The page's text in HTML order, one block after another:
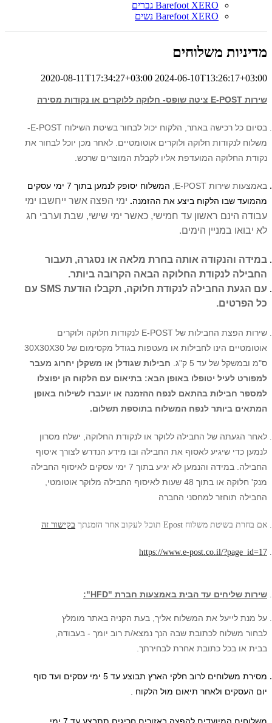
Barefoot XERO גברים
Barefoot XERO נשים
מדיניות משלוחים
2020-08-11T17:34:27+03:00 2024-06-10T13:26:17+03:00
שירות E-POST ציטה שופס- חלוקה ללוקרים או נקודות מסירה
בסיום כל רכישה באתר, הלקוח יכול לבחור בשיטת השילוח E-POST-
משלוח לנקודות חלוקה ולוקרים אוטומטיים. לאחר מכן יוכל לבחור את
נקודת החלוקה המועדפת אליו לקבלת המוצרים שרכש.
באמצעות שירות E-POST,
המשלוח יסופק לנמען בתוך 7 ימי עסקים
מהמועד שבו הלקוח ביצע את ההזמנה. ימי הפצה אשר ייחשבו ימי
עבודה הינם ראשון עד חמישי, כאשר ימי שישי, שבת וערבי חג
לא יבואו במניין הימים.
במידה והנקודה אותה בחרת מלאה או נסגרה, תעבור
החבילה לנקודת החלוקה הבאה הקרובה ביותר.
עם הגעת החבילה לנקודת חלוקה, תקבלו הודעת SMS עם
כל הפרטים.
שירות הפצת החבילות של E-POST לנקודות חלוקה ולוקרים
אוטומטיים הינו לחבילות או מעטפות בגודל מקסימום של 30X30X30
ס"מ ובמשקל של עד 5 ק"ג.
חבילות שגודלן או משקלן יחרוג מעבר
למפורט לעיל יטופלו באופן הבא: בתיאום עם הלקוח הן יפוצלו
למספר חבילות בהתאם לנפח ההזמנה או יועברו לשילוח באופן
המתאים ביותר לנפח המשלוח בתוספת תשלום.
לאחר הגעתה של החבילה ללוקר או לנקודת החלוקה, ישלח מסרון
לנמען כדי שיגיע לאסוף את החבילה ובו מידע הנדרש לצורך איסוף
החבילה. במידה והנמען לא יגיע בתוך 7 ימי עסקים לאיסוף החבילה
מנק' חלוקה או בתוך 48 שעות לאיסוף החבילה מלוקר אוטומטי,
החבילה תוחזר למחסני החברה
אם בחרת בשיטת משלוח Epost תוכל לעקוב אחר הזמנתך בקישור זה
https://www.e-post.co.il/?page_id=17
שירות שליחים עד הבית באמצעות חברת "HFD":
על מנת לייעל את המשלוח אליך, בעת הקניה באתר מומלץ
לבחור משלוח לכתובת שבה הנך נמצא/ת רוב יומך - בעבודה,
בבית או בכל כתובת אחרת לבחירתך.
מסירת משלוחים לרוב חלקי הארץ תבוצע עד 5 ימי עסקים
ועד סוף
יום העסקים ולאחר תיאום מול הלקוח .